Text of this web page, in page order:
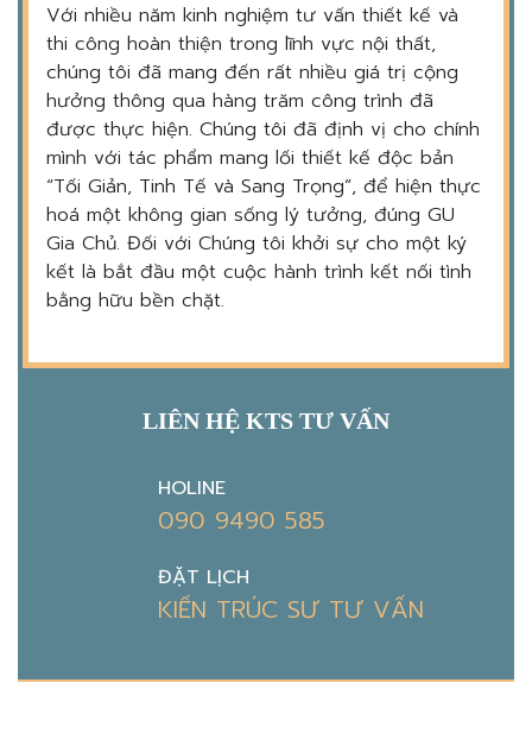
Với nhiều năm kinh nghiệm tư vấn thiết kế và
thi công hoàn thiện trong lĩnh vực nội thất,
chúng tôi đã mang đến rất nhiều giá trị cộng
hưởng thông qua hàng trăm công trình đã
được thực hiện. Chúng tôi đã định vị cho chính
mình với tác phẩm mang lối thiết kế độc bản
“Tối Giản, Tinh Tế và Sang Trọng”, để hiện thực
hoá một không gian sống lý tưởng, đúng GU
Gia Chủ. Đối với Chúng tôi khởi sự cho một ký
kết là bắt đầu một cuộc hành trình kết nối tình
bằng hữu bền chặt.
LIÊN HỆ KTS TƯ VẤN
HOLINE
090 9490 585
ĐẶT LỊCH
KIẾN TRÚC SƯ TƯ VẤN